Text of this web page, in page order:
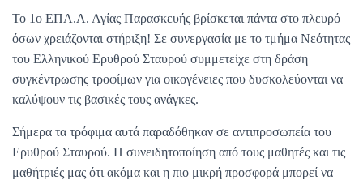
To 1o ΕΠΑ.Λ. Αγίας Παρασκευής βρίσκεται πάντα στο πλευρό
όσων χρειάζονται στήριξη! Σε συνεργασία με το τμήμα Νεότητας
του Ελληνικού Ερυθρού Σταυρού συμμετείχε στη δράση
συγκέντρωσης τροφίμων για οικογένειες που δυσκολεύονται να
καλύψουν τις βασικές τους ανάγκες.
Σήμερα τα τρόφιμα αυτά παραδόθηκαν σε αντιπροσωπεία του
Ερυθρού Σταυρού. Η συνειδητοποίηση από τους μαθητές και τις
μαθήτριές μας ότι ακόμα και η πιο μικρή προσφορά μπορεί να